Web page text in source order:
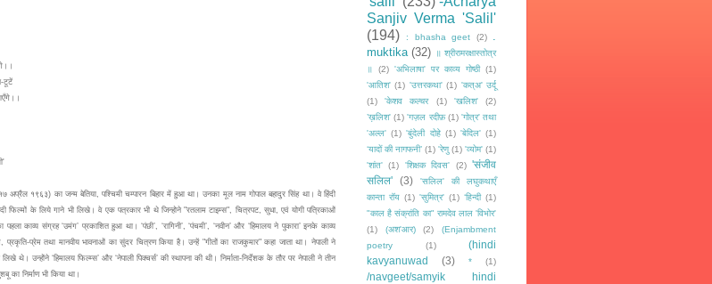
टूटें
अप्रैल १९६३) का जन्म बेतिया, पश्चिमी चम्पारन बिहार में हुआ था। उनका मूल नाम गोपाल बहादुर सिंह था। वे हिंदी
फिल्मों के लिये गाने भी लिखे। वे एक पत्रकार भी थे जिन्होने "रतलाम टाइम्स", चित्रपट, सुधा, एवं योगी पत्रिकाओं
काव्य संग्रह ‘उमंग’ प्रकाशित हुआ था। ‘पंछी’, ‘रागिनी’, ‘पंचमी’, ‘नवीन’ और ‘हिमालय ने पुकारा’ इनके काव्य
प्रेम तथा मानवीय भावनाओं का सुंदर चित्रण किया है। उन्हें "गीतों का राजकुमार" कहा जाता था। नेपाली ने
थे। उन्होंने ‘हिमालय फिल्म्स’ और ‘नेपाली पिक्चर्स’ की स्थापना की थी। निर्माता-निर्देशक के तौर पर नेपाली ने तीन
का निर्माण भी किया था।
Sanjiv Verma 'Salil'
(194)
: bhasha geet (2)
muktika (32)
॥ श्रीरामरक्षास्तोत्र
॥
(2) 'अभिलाषा' पर काव्य गोष्ठी (1)
'आतिश' (1) 'उत्तरकथा' (1) 'कत्अ' उर्दू
(1)
'केशव कल्चर (1) 'खलिश'
(2)
’ख़लिश' (1) 'गज़ल रदीफ़ (1) 'गोत्र' तथा
'अल्ल' (1) 'बुंदेली दोहे (1) 'बेदिल' (1)
‘यादों की नागफनी’ (1) 'रेणु (1) 'व्योम' (1)
'शांत' (1) 'शिक्षक दिवस' (2) 'संजीव
सलिल'
(3)
'सलिल' की लघुकथाएँ
कान्ता रॉय (1) 'सुमित्र' (1) ‘हिन्दी (1)
"काल है संक्रांति का" रामदेव लाल 'विभोर'
(1)
(अश'आर) (2)
(Enjambment
poetry
(1)
(hindi
kavyanuwad
(3) * (1)
/navgeet/samyik hindi